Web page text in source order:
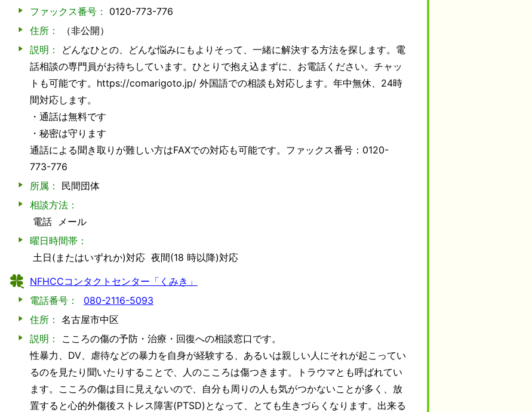
ファックス番号：
0120-773-776
住所：
（非公開）
説明：
どんなひとの、どんな悩みにもよりそって、一緒に解決する方法を探します。電
話相談の専門員がお待ちしています。ひとりで抱え込まずに、お電話ください。チャッ
トも可能です。https://comarigoto.jp/ 外国語での相談も対応します。年中無休、24時
間対応します。
・通話は無料です
・秘密は守ります
通話による聞き取りが難しい方はFAXでの対応も可能です。ファックス番号：0120-
773-776
所属：
民間団体
相談方法：
電話 メール
曜日時間帯：
土日(またはいずれか)対応 夜間(18 時以降)対応
NFHCCコンタクトセンター「くみき」
電話番号：
080-2116-5093
住所： 名古屋市中区
説明：
こころの傷の予防・治療・回復への相談窓口です。
性暴力、DV、虐待などの暴力を自身が経験する、あるいは親しい人にそれが起こってい
るのを見たり聞いたりすることで、人のこころは傷つきます。トラウマとも呼ばれてい
ます。こころの傷は目に見えないので、自分も周りの人も気がつかないことが多く、放
置すると心的外傷後ストレス障害(PTSD)となって、とても生きづらくなります。出来る